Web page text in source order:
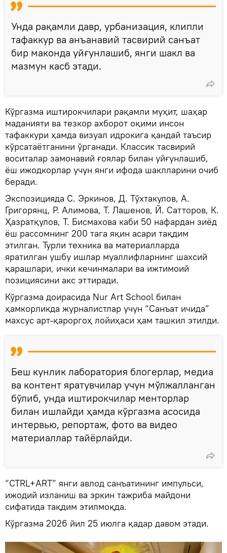
Унда рақамли давр, урбанизация, клипли
тафаккур ва анъанавий тасвирий санъат
бир маконда уйғунлашиб, янги шакл ва
мазмун касб этади.
Кўргазма иштирокчилари рақамли муҳит, шаҳар
маданияти ва тезкор ахборот оқими инсон
тафаккури ҳамда визуал идрокига қандай таъсир
кўрсатаётганини ўрганади. Классик тасвирий
воситалар замонавий ғоялар билан уйғунлашиб,
ёш ижодкорлар учун янги ифода шаклларини очиб
беради.
Экспозицияда С. Эркинов, Д. Тўхтакулов, А.
Григорянц, Р. Алимова, Т. Лашенов, Й. Сатторов, К.
Ҳазратқулов, Т. Бисмахова каби 50 нафардан зиёд
ёш рассомнинг 200 тага яқин асари тақдим
этилган. Турли техника ва материалларда
яратилган ушбу ишлар муаллифларнинг шахсий
қарашлари, ички кечинмалари ва ижтимоий
позициясини акс эттиради.
Кўргазма доирасида Nur Art School билан
ҳамкорликда журналистлар учун “Санъат ичида”
махсус арт-қароргоҳ лойиҳаси ҳам ташкил этилди.
Беш кунлик лаборатория блогерлар, медиа
ва контент яратувчилар учун мўлжалланган
бўлиб, унда иштирокчилар менторлар
билан ишлайди ҳамда кўргазма асосида
интервью, репортаж, фото ва видео
материаллар тайёрлайди.
“CTRL+ART” янги авлод санъатининг импульси,
ижодий изланиш ва эркин тажриба майдони
сифатида тақдим этилмоқда.
Кўргазма 2026 йил 25 июлга қадар давом этади.